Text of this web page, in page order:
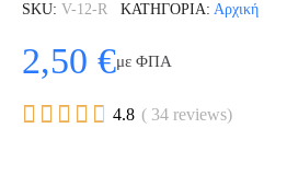
SKU V-12-R ΚΑΤΗΓΟΡΊΑ Αρχική
2,50 €με ΦΠΑ
     4.8 ( 34 reviews)